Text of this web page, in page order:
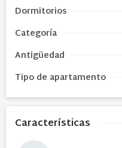
Dormitorios
Categoría
Antigüedad
Tipo de apartamento
Características